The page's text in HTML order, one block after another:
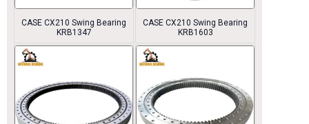
CASE CX210 Swing Bearing
KRB1347
CASE CX210 Swing Bearing
KRB1603